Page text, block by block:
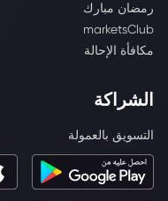
رمضان مبارك
marketsClub
مكافأة الإحالة
الشراكة
التسويق بالعمولة